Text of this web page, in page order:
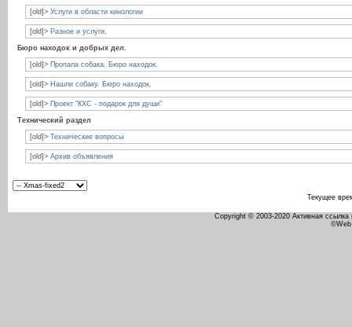
[old]> Услуги в области кинологии
[old]> Разное и услуги.
Бюро находок и добрых дел.
[old]> Пропала собака. Бюро находок.
[old]> Нашли собаку. Бюро находок.
[old]> Проект "КХС - подарок для души"
Технический раздел
[old]> Технические вопросы
[old]> Архив объявления
Текущее
Copyright © 2003-2020 Активная ссылка